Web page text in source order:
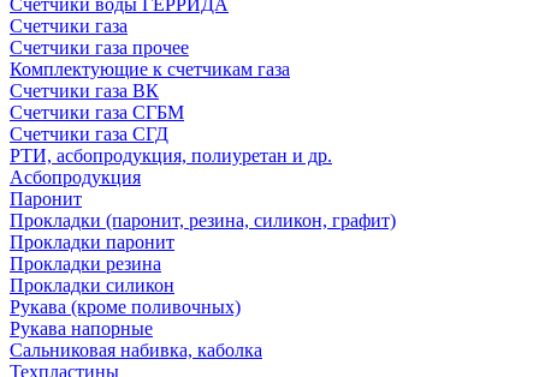
Счетчики воды ГЕРРИДА
Счетчики газа
Счетчики газа прочее
Комплектующие к счетчикам газа
Счетчики газа ВК
Счетчики газа СГБМ
Счетчики газа СГД
РТИ, асбопродукция, полиуретан и др.
Асбопродукция
Паронит
Прокладки (паронит, резина, силикон, графит)
Прокладки паронит
Прокладки резина
Прокладки силикон
Рукава (кроме поливочных)
Рукава напорные
Сальниковая набивка, каболка
Техпластины